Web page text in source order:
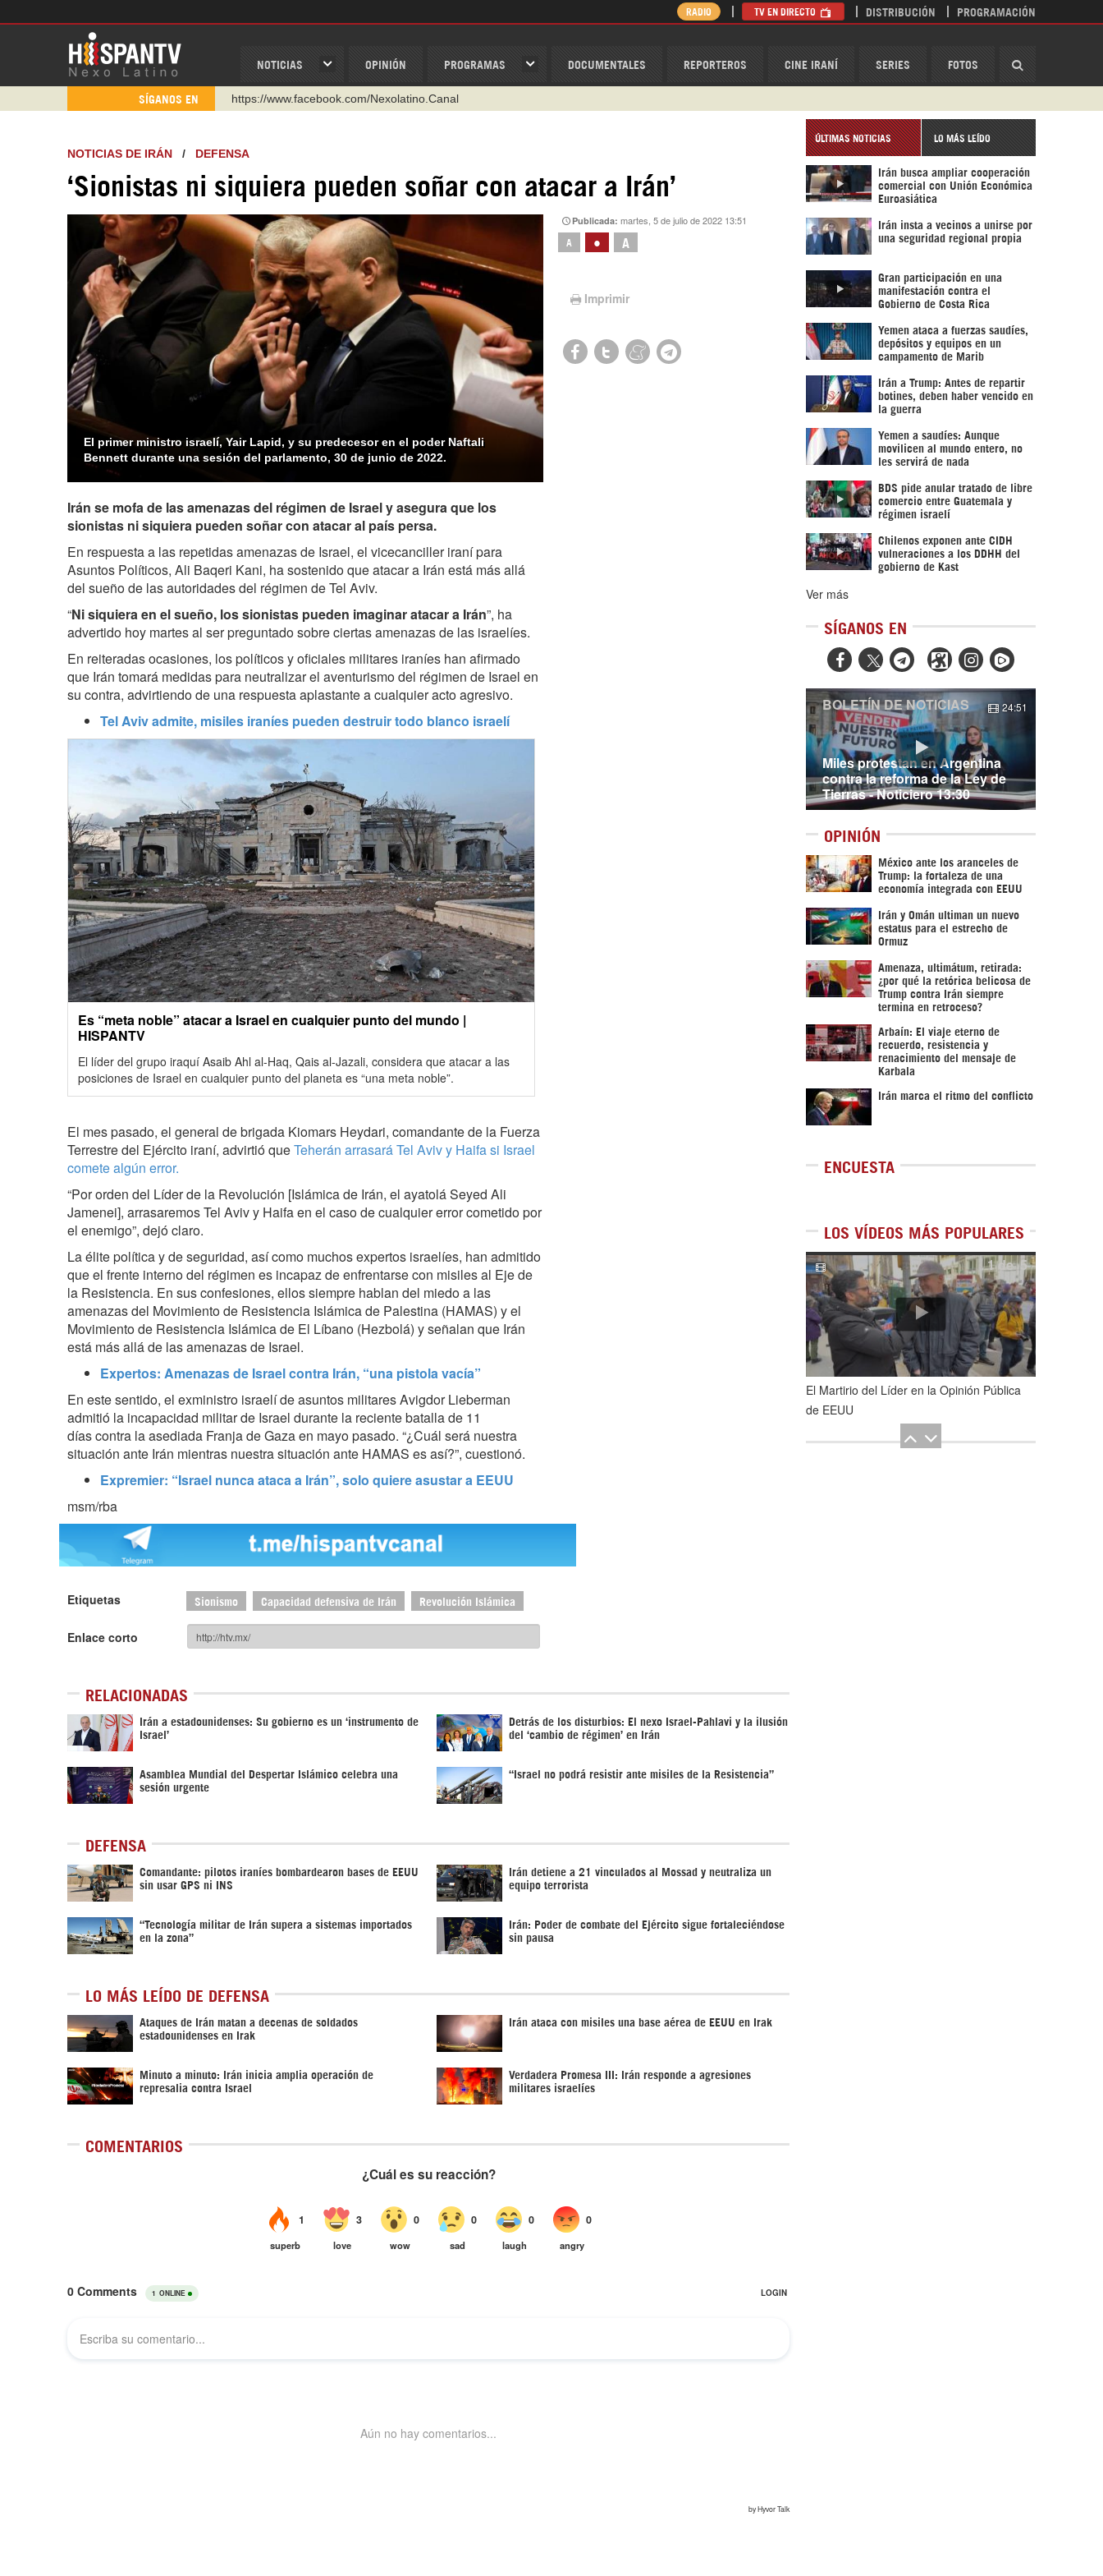
NOTICIAS OPINIÓN PROGRAMAS DOCUMENTALES REPORTEROS CINE IRANÍ SERIES FOTOS
RADIO TV EN DIRECTO DISTRIBUCIÓN PROGRAMACIÓN
SÍGANOS EN
https://www.facebook.com/Nexolatino.Canal
http://twitter.com/nexo_latino
https://t.me/hispantvcanal
https://urmedium.com/c/hispantv
WhatsApp y Viber: +98 921 79 29 404
Instagram como: hispan_tv
NOTICIAS DE IRÁN / DEFENSA
‘Sionistas ni siquiera pueden soñar con atacar a Irán’
El primer ministro israelí, Yair Lapid, y su predecesor en el poder Naftali
Bennett durante una sesión del parlamento, 30 de junio de 2022.
Publicada:martes, 5 de julio de 2022 13:51
A • A
Imprimir
Irán se mofa de las amenazas del régimen de Israel y asegura que los
sionistas ni siquiera pueden soñar con atacar al país persa.
En respuesta a las repetidas amenazas de Israel, el vicecanciller iraní para
Asuntos Políticos, Ali Baqeri Kani, ha sostenido que atacar a Irán está más allá
del sueño de las autoridades del régimen de Tel Aviv.
“Ni siquiera en el sueño, los sionistas pueden imaginar atacar a Irán”, ha
advertido hoy martes al ser preguntado sobre ciertas amenazas de las israelíes.
En reiteradas ocasiones, los políticos y oficiales militares iraníes han afirmado
que Irán tomará medidas para neutralizar el aventurismo del régimen de Israel en
su contra, advirtiendo de una respuesta aplastante a cualquier acto agresivo.
Tel Aviv admite, misiles iraníes pueden destruir todo blanco israelí
Es “meta noble” atacar a Israel en cualquier punto del mundo |
HISPANTV
El líder del grupo iraquí Asaib Ahl al-Haq, Qais al-Jazali, considera que atacar a las
posiciones de Israel en cualquier punto del planeta es “una meta noble”.
El mes pasado, el general de brigada Kiomars Heydari, comandante de la Fuerza
Terrestre del Ejército iraní, advirtió queTeherán arrasará Tel Aviv y Haifa si Israel
comete algún error.
“Por orden del Líder de la Revolución [Islámica de Irán, el ayatolá Seyed Ali
Jamenei], arrasaremos Tel Aviv y Haifa en el caso de cualquier error cometido por
el enemigo”, dejó claro.
La élite política y de seguridad, así como muchos expertos israelíes, han admitido
que el frente interno del régimen es incapaz de enfrentarse con misiles al Eje de
la Resistencia. En sus confesiones, ellos siempre hablan del miedo a las
amenazas del Movimiento de Resistencia Islámica de Palestina (HAMAS) y el
Movimiento de Resistencia Islámica de El Líbano (Hezbolá) y señalan que Irán
está más allá de las amenazas de Israel.
Expertos: Amenazas de Israel contra Irán, “una pistola vacía”
En este sentido, el exministro israelí de asuntos militares Avigdor Lieberman
admitió la incapacidad militar de Israel durante la reciente batalla de 11
días contra la asediada Franja de Gaza en mayo pasado. “¿Cuál será nuestra
situación ante Irán mientras nuestra situación ante HAMAS es así?”, cuestionó.
Expremier: “Israel nunca ataca a Irán”, solo quiere asustar a EEUU
msm/rba
Etiquetas Sionismo Capacidad defensiva de Irán Revolución Islámica
Enlace corto
RELACIONADAS
Irán a estadounidenses: Su gobierno es un ‘instrumento de
Israel’
Detrás de los disturbios: El nexo Israel-Pahlavi y la ilusión
del ‘cambio de régimen’ en Irán
Asamblea Mundial del Despertar Islámico celebra una
sesión urgente
“Israel no podrá resistir ante misiles de la Resistencia”
DEFENSA
Comandante: pilotos iraníes bombardearon bases de EEUU
sin usar GPS ni INS
Irán detiene a 21 vinculados al Mossad y neutraliza un
equipo terrorista
“Tecnología militar de Irán supera a sistemas importados
en la zona”
Irán: Poder de combate del Ejército sigue fortaleciéndose
sin pausa
LO MÁS LEÍDO DE DEFENSA
Ataques de Irán matan a decenas de soldados
estadounidenses en Irak
Irán ataca con misiles una base aérea de EEUU en Irak
Minuto a minuto: Irán inicia amplia operación de
represalia contra Israel
Verdadera Promesa III: Irán responde a agresiones
militares israelíes
COMENTARIOS
ÚLTIMAS NOTICIAS LO MÁS LEÍDO
Irán busca ampliar cooperación
comercial con Unión Económica
Euroasiática
Irán insta a vecinos a unirse por
una seguridad regional propia
Gran participación en una
manifestación contra el
Gobierno de Costa Rica
Yemen ataca a fuerzas saudíes,
depósitos y equipos en un
campamento de Marib
Irán a Trump: Antes de repartir
botines, deben haber vencido en
la guerra
Yemen a saudíes: Aunque
movilicen al mundo entero, no
les servirá de nada
BDS pide anular tratado de libre
comercio entre Guatemala y
régimen israelí
Chilenos exponen ante CIDH
vulneraciones a los DDHH del
gobierno de Kast
Ver más
SÍGANOS EN
  
Miles protestan en Argentina
contra la reforma de la Ley de
Tierras - Noticiero 13:30
BOLETÍN DE NOTICIAS 24:51
OPINIÓN
México ante los aranceles de
Trump: la fortaleza de una
economía integrada con EEUU
Irán y Omán ultiman un nuevo
estatus para el estrecho de
Ormuz
Amenaza, ultimátum, retirada:
¿por qué la retórica belicosa de
Trump contra Irán siempre
termina en retroceso?
Arbaín: El viaje eterno de
recuerdo, resistencia y
renacimiento del mensaje de
Karbala
Irán marca el ritmo del conflicto
ENCUESTA
LOS VÍDEOS MÁS POPULARES
1de5
El Martirio del Líder en la Opinión Pública
de EEUU